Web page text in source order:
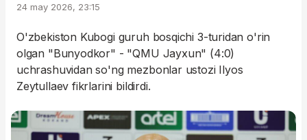
24 may 2026, 23:15
O'zbekiston Kubogi guruh bosqichi 3-turidan o'rin
olgan "Bunyodkor" - "QMU Jayxun" (4:0)
uchrashuvidan so'ng mezbonlar ustozi Ilyos
Zeytullaev fikrlarini bildirdi.